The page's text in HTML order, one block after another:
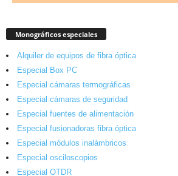
Monográficos especiales
Alquiler de equipos de fibra óptica
Especial Box PC
Especial cámaras termográficas
Especial cámaras de seguridad
Especial fuentes de alimentación
Especial fusionadoras fibra óptica
Especial módulos inalámbricos
Especial osciloscopios
Especial OTDR